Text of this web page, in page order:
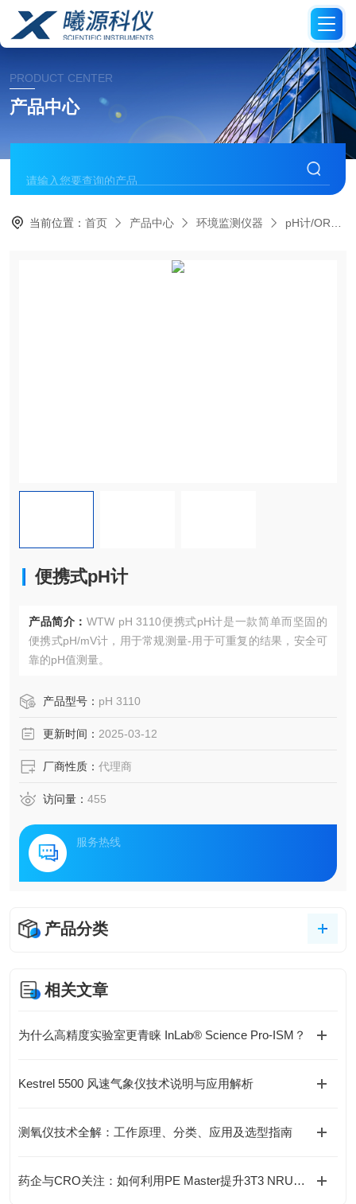
PRODUCT CENTER
产品中心
当前位置：首页 产品中心 环境监测仪器 pH计/ORP
便携式pH计
产品简介： WTW pH 3110便携式pH计是一款简单而坚固的
便携式pH/mV计，用于常规测量-用于可重复的结果，安全可
靠的pH值测量。
产品型号： pH 3110
更新时间： 2025-03-12
厂商性质： 代理商
访问量： 455
服务热线
产品分类
相关文章
为什么高精度实验室更青睐 InLab® Science Pro-ISM？
Kestrel 5500 风速气象仪技术说明与应用解析
测氧仪技术全解：工作原理、分类、应用及选型指南
药企与CRO关注：如何利用PE Master提升3T3 NRU光毒性实验的合规性？